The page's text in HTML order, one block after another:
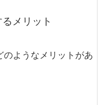
メリット
ようなメリットがあ